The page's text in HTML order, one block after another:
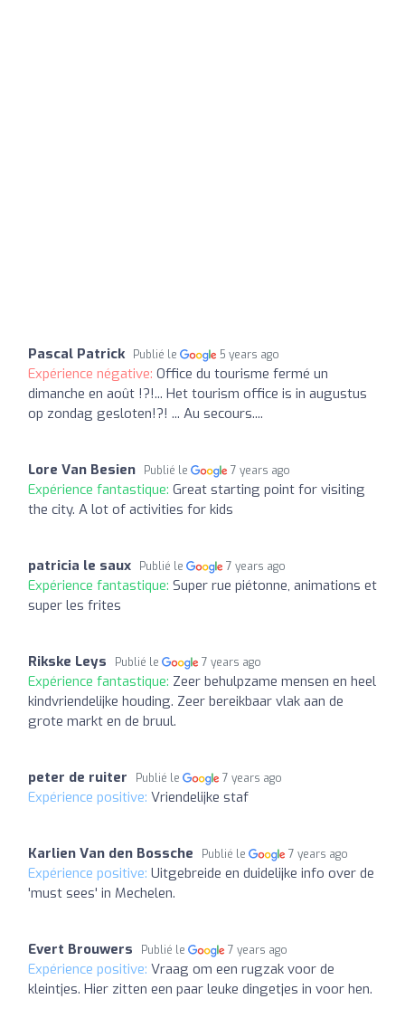
Pascal Patrick Publié le 5 years ago
Expérience négative: Office du tourisme fermé un
dimanche en août !?!... Het tourism office is in augustus
op zondag gesloten!?! ... Au secours....
Lore Van Besien Publié le 7 years ago
Expérience fantastique: Great starting point for visiting
the city. A lot of activities for kids
patricia le saux Publié le 7 years ago
Expérience fantastique: Super rue piétonne, animations et
super les frites
Rikske Leys Publié le 7 years ago
Expérience fantastique: Zeer behulpzame mensen en heel
kindvriendelijke houding. Zeer bereikbaar vlak aan de
grote markt en de bruul.
peter de ruiter Publié le 7 years ago
Expérience positive: Vriendelijke staf
Karlien Van den Bossche Publié le 7 years ago
Expérience positive: Uitgebreide en duidelijke info over de
'must sees' in Mechelen.
Evert Brouwers Publié le 7 years ago
Expérience positive: Vraag om een rugzak voor de
kleintjes. Hier zitten een paar leuke dingetjes in voor hen.